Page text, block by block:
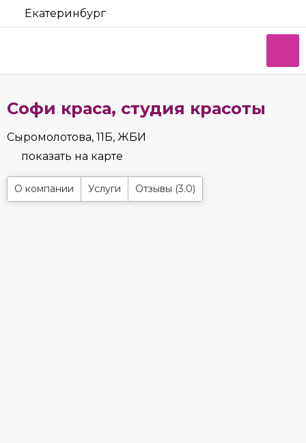
Екатеринбург
Софи краса, студия красоты
Сыромолотова, 11Б, ЖБИ
показать на карте
О компании Услуги Отзывы (3.0)